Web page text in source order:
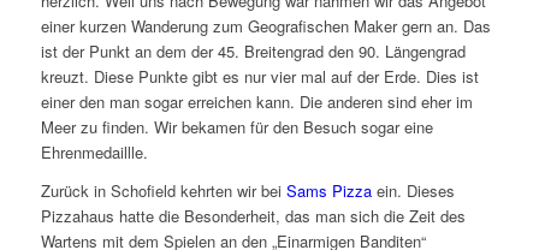
einer kurzen Wanderung zum Geografischen Maker gern an. Das
ist der Punkt an dem der 45. Breitengrad den 90. Längengrad
kreuzt. Diese Punkte gibt es nur vier mal auf der Erde. Dies ist
einer den man sogar erreichen kann. Die anderen sind eher im
Meer zu finden. Wir bekamen für den Besuch sogar eine
Ehrenmedaillle.
Zurück in Schofield kehrten wir bei Sams Pizzaein. Dieses
Pizzahaus hatte die Besonderheit, das man sich die Zeit des
Wartens mit dem Spielen an den „Einarmigen Banditen“